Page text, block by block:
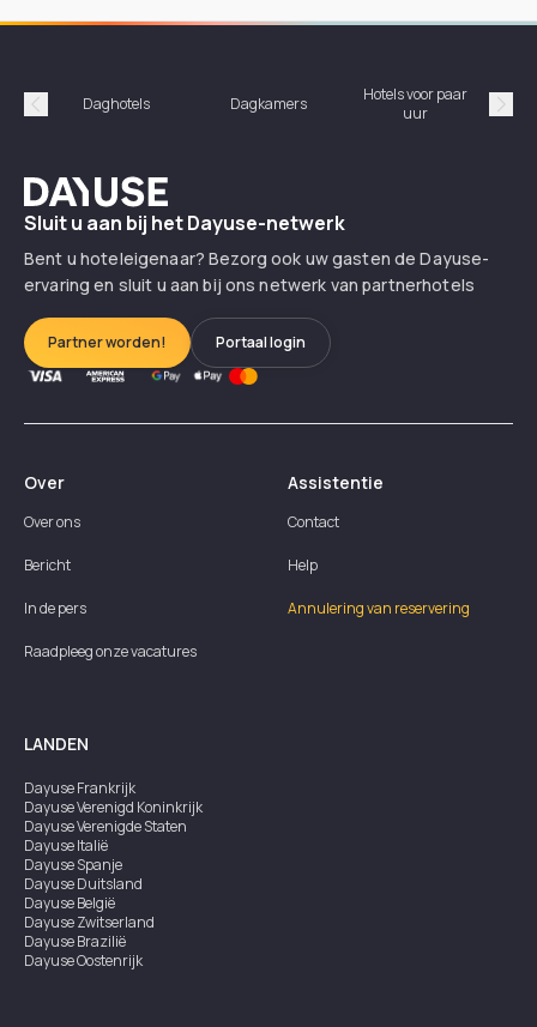
Précédent
Daghotels Dagkamers
Hotels voor paar
uur
Dayuse
Sluit u aan bij het Dayuse-netwerk
Bent u hoteleigenaar? Bezorg ook uw gasten de Dayuse-
ervaring en sluit u aan bij ons netwerk van partnerhotels
Partner worden! Portaal login
Over
Over ons
Bericht
In de pers
Raadpleeg onze vacatures
Assistentie
Contact
Help
Annulering van reservering
LANDEN
DayuseFrankrijk
DayuseVerenigd Koninkrijk
DayuseVerenigde Staten
DayuseItalië
DayuseSpanje
DayuseDuitsland
DayuseBelgië
DayuseZwitserland
DayuseBrazilië
DayuseOostenrijk